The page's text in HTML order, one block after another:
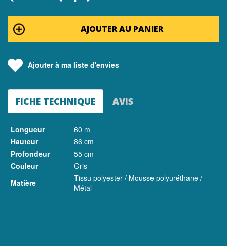
AJOUTER AU PANIER
Ajouter à ma liste d'envies
FICHE TECHNIQUE AVIS
Longueur
60 m
Hauteur
86 cm
Profondeur
55 cm
Couleur
Gris
Matière
Tissu polyester / Mousse polyuréthane /
Métal